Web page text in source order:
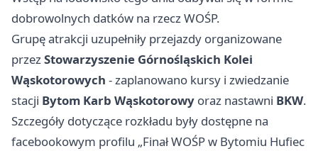
dobrowolnych datków na rzecz WOŚP.
Grupę atrakcji uzupełniły przejazdy organizowane
przezStowarzyszenie Górnośląskich Kolei
Wąskotorowych - zaplanowano kursy i zwiedzanie
stacji Bytom Karb Wąskotorowy oraz nastawni BKW.
Szczegóły dotyczące rozkładu były dostępne na
facebookowym profilu „Finał WOŚP w Bytomiu Hufiec